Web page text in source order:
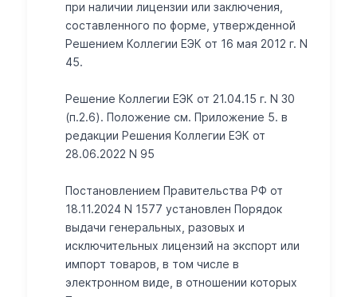
при наличии лицензии или заключения,
составленного по форме, утвержденной
Решением Коллегии ЕЭК от 16 мая 2012 г. N
45.
Решение Коллегии ЕЭК от 21.04.15 г. N 30
(п.2.6). Положение см. Приложение 5. в
редакции Решения Коллегии ЕЭК от
28.06.2022 N 95
Постановлением Правительства РФ от
18.11.2024 N 1577 установлен Порядок
выдачи генеральных, разовых и
исключительных лицензий на экспорт или
импорт товаров, в том числе в
электронном виде, в отношении которых